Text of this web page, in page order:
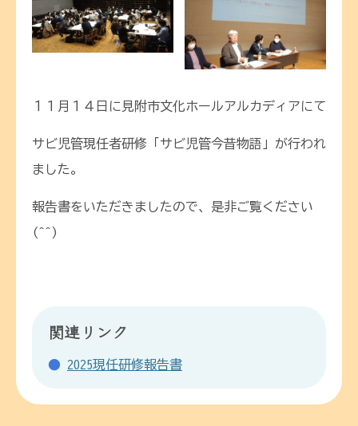
１１月１４日に見附市文化ホールアルカディアにて
サビ児管現任者研修「サビ児管今昔物語」が行われ
ました。
報告書をいただきましたので、是非ご覧ください
(^^)
関連リンク
2025現任研修報告書